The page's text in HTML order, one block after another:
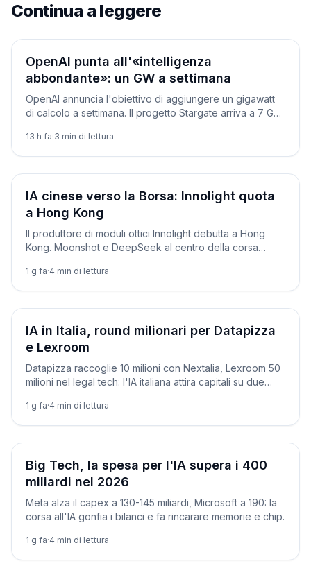
Continua a leggere
Aziende
OpenAI punta all'«intelligenza
abbondante»: un GW a settimana
OpenAI annuncia l'obiettivo di aggiungere un gigawatt
di calcolo a settimana. Il progetto Stargate arriva a 7 GW
13 h fa·3 min di lettura
Aziende
IA cinese verso la Borsa: Innolight quota
a Hong Kong
Il produttore di moduli ottici Innolight debutta a Hong
Kong. Moonshot e DeepSeek al centro della corsa
1 g fa·4 min di lettura
Aziende
IA in Italia, round milionari per Datapizza
e Lexroom
Datapizza raccoglie 10 milioni con Nextalia, Lexroom 50
milioni nel legal tech: l'IA italiana attira capitali su due
1 g fa·4 min di lettura
Aziende
Big Tech, la spesa per l'IA supera i 400
miliardi nel 2026
Meta alza il capex a 130-145 miliardi, Microsoft a 190: la
corsa all'IA gonfia i bilanci e fa rincarare memorie e chip.
1 g fa·4 min di lettura